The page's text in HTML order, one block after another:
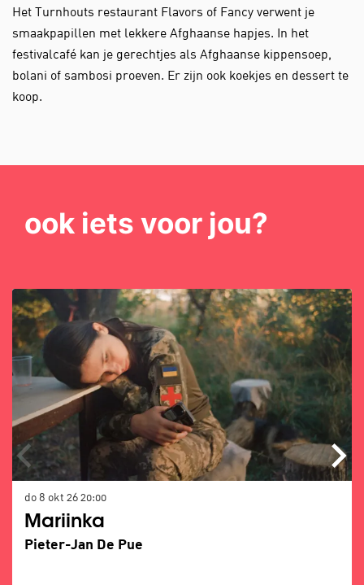
Het Turnhouts restaurant Flavors of Fancy verwent je
smaakpapillen met lekkere Afghaanse hapjes. In het
festivalcafé kan je gerechtjes als Afghaanse kippensoep,
bolani of sambosi proeven. Er zijn ook koekjes en dessert te
koop.
ook iets voor jou?
Mariinka
Pieter-Jan De Pue
do 8 okt 26 20:00